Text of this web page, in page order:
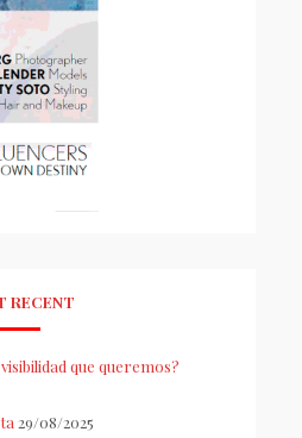
RECENT
que queremos?
29/08/2025